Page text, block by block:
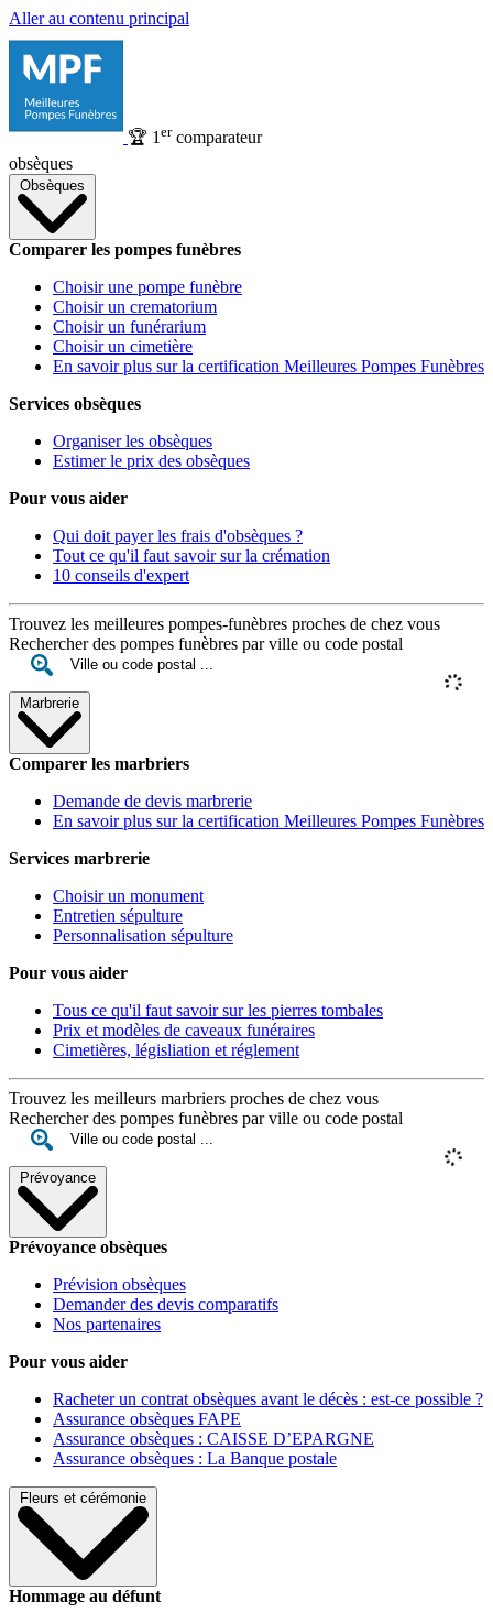
Aller au contenu principal
🏆 1 ercomparateur
obsèques
Obsèques
Comparer les pompes funèbres
Choisir une pompe funèbre
Choisir un crematorium
Choisir un funérarium
Choisir un cimetière
En savoir plus sur la certification Meilleures Pompes Funèbres
Services obsèques
Organiser les obsèques
Estimer le prix des obsèques
Pour vous aider
Qui doit payer les frais d'obsèques ?
Tout ce qu'il faut savoir sur la crémation
10 conseils d'expert
Trouvez les meilleures pompes-funèbres proches de chez vous
Rechercher des pompes funèbres par ville ou code postal
Marbrerie
Comparer les marbriers
Demande de devis marbrerie
En savoir plus sur la certification Meilleures Pompes Funèbres
Services marbrerie
Choisir un monument
Entretien sépulture
Personnalisation sépulture
Pour vous aider
Tous ce qu'il faut savoir sur les pierres tombales
Prix et modèles de caveaux funéraires
Cimetières, législiation et réglement
Trouvez les meilleurs marbriers proches de chez vous
Rechercher des pompes funèbres par ville ou code postal
Prévoyance
Prévoyance obsèques
Prévision obsèques
Demander des devis comparatifs
Nos partenaires
Pour vous aider
Racheter un contrat obsèques avant le décès : est-ce possible ?
Assurance obsèques FAPE
Assurance obsèques : CAISSE D’EPARGNE
Assurance obsèques : La Banque postale
Fleurs et cérémonie
Hommage au défunt